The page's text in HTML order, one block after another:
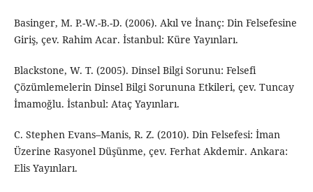
Basinger, M. P.-W.-B.-D. (2006). Akıl ve İnanç: Din Felsefesine
Giriş, çev. Rahim Acar. İstanbul: Küre Yayınları.
Blackstone, W. T. (2005). Dinsel Bilgi Sorunu: Felsefi
Çözümlemelerin Dinsel Bilgi Sorununa Etkileri, çev. Tuncay
İmamoğlu. İstanbul: Ataç Yayınları.
C. Stephen Evans–Manis, R. Z. (2010). Din Felsefesi: İman
Üzerine Rasyonel Düşünme, çev. Ferhat Akdemir. Ankara:
Elis Yayınları.